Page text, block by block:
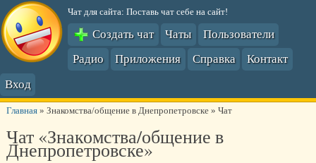
Чат для сайта: Поставь чат себе на сайт!
Создать чат Чаты
Пользователи
Радио
Приложения Справка
Контакт
Вход
Главная» Знакомства/общение в Днепропетровске» Чат
Чат «Знакомства/общение в
Днепропетровске»